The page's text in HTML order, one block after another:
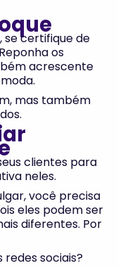
se certifique de
os
acrescente
mas também
clientes para
neles.
você precisa
eles podem ser
diferentes. Por
sociais?